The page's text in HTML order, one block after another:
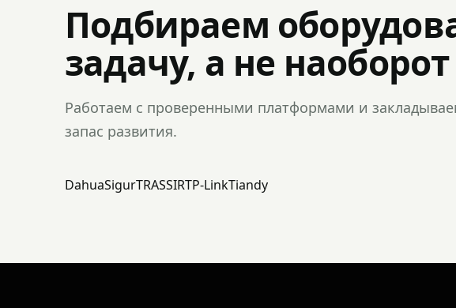
Подбираем
задачу, а не наоборот
Работаем с проверенными платформами и
запас развития.
DahuaSigurTRASSIRTP-LinkTiandy